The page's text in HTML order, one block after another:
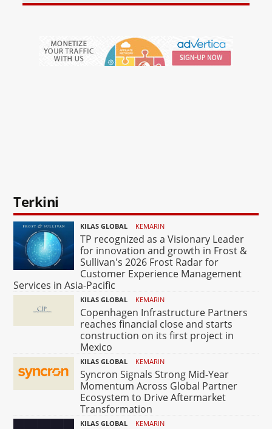
Terkini
KILAS GLOBAL KEMARIN
TP recognized as a Visionary Leader
for innovation and growth in Frost &
Sullivan's 2026 Frost Radar for
Customer Experience Management
Services in Asia-Pacific
KILAS GLOBAL KEMARIN
Copenhagen Infrastructure Partners
reaches financial close and starts
construction on its first project in
Mexico
KILAS GLOBAL KEMARIN
Syncron Signals Strong Mid-Year
Momentum Across Global Partner
Ecosystem to Drive Aftermarket
Transformation
KILAS GLOBAL KEMARIN